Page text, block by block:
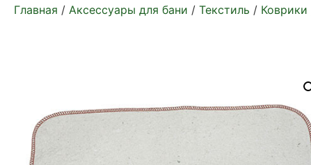
Главная / Аксессуары для бани / Текстиль / Коврики